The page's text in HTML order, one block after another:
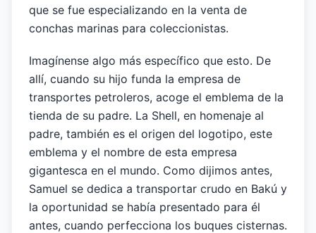
que se fue especializando en la venta de
conchas marinas para coleccionistas.
Imagínense algo más específico que esto. De
allí, cuando su hijo funda la empresa de
transportes petroleros, acoge el emblema de la
tienda de su padre. La Shell, en homenaje al
padre, también es el origen del logotipo, este
emblema y el nombre de esta empresa
gigantesca en el mundo. Como dijimos antes,
Samuel se dedica a transportar crudo en Bakú y
la oportunidad se había presentado para él
antes, cuando perfecciona los buques cisternas.